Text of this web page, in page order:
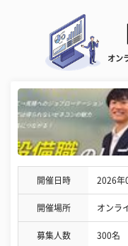
オン
開催日時 2026年
開催場所 オンラ
募集人数 300名